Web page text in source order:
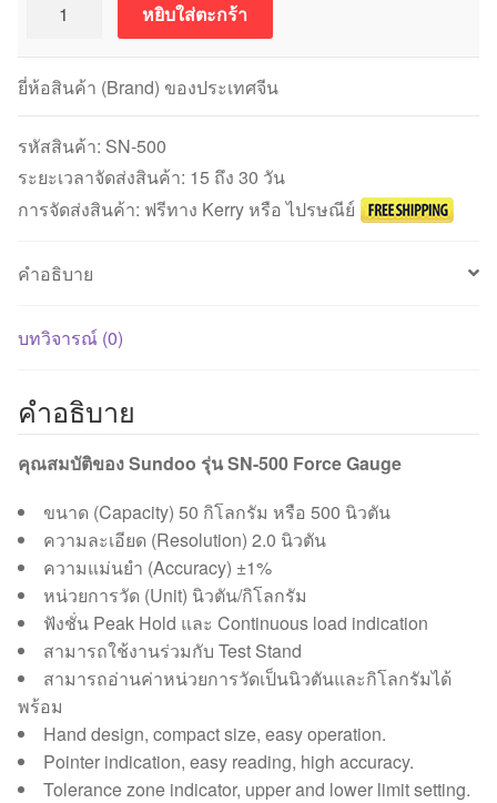
เครื่อง
วัด
แรง
ดึง
และ
แรง
Sundoo
SN-
ชิ้น
หยิบใส่ตะกร้า
ยี่ห้อสินค้า (Brand) ของประเทศจีน
รหัสสินค้า: SN-500
ระยะเวลาจัดส่งสินค้า: 15 ถึง 30 วัน
การจัดส่งสินค้า: ฟรีทาง Kerry หรือ ไปรษณีย์
คำอธิบาย
บทวิจารณ์ (0)
คำอธิบาย
คุณสมบัติของ Sundoo รุ่น SN-500 Force Gauge
ขนาด (Capacity) 50 กิโลกรัม หรือ 500 นิวตัน
ความละเอียด (Resolution) 2.0 นิวตัน
ความแม่นยำ (Accuracy) ±1%
หน่วยการวัด (Unit) นิวตัน/กิโลกรัม
ฟังชั่น Peak Hold และ Continuous load indication
สามารถใช้งานร่วมกับ Test Stand
สามารถอ่านค่าหน่วยการวัดเป็นนิวตันและกิโลกรัมได้
พร้อม
Hand design, compact size, easy operation.
Pointer indication, easy reading, high accuracy.
Tolerance zone indicator, upper and lower limit setting.